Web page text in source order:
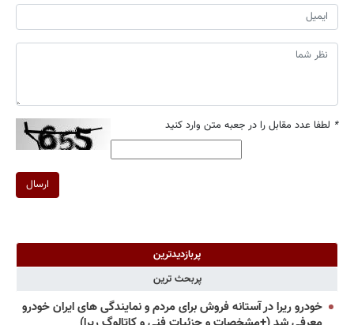
* لطفا عدد مقابل را در جعبه متن وارد کنید
ارسال
پربازدیدترین
پربحث ترین
خودرو ریرا در آستانه فروش برای مردم و نمایندگی های ایران خودرو